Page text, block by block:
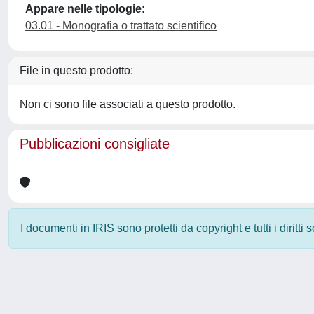
Appare nelle tipologie:
03.01 - Monografia o trattato scientifico
File in questo prodotto:
Non ci sono file associati a questo prodotto.
Pubblicazioni consigliate
I documenti in IRIS sono protetti da copyright e tutti i diritti